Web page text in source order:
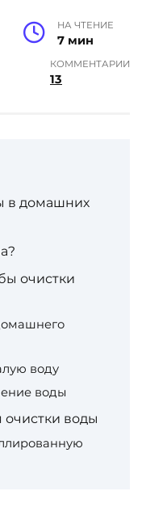
НА ЧТЕНИЕ
7 мин
КОММЕНТАРИИ
13
в домашних
очистки
воду
воды
воды